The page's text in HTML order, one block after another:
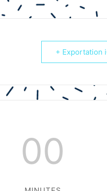
+ Exportation
00